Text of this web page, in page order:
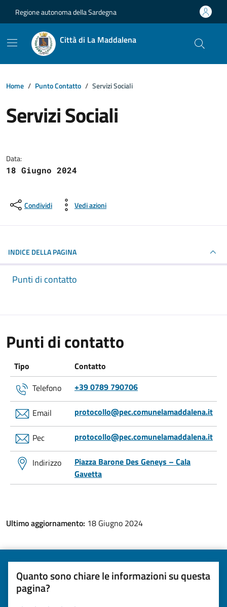
Regione autonoma della Sardegna
Città di La Maddalena
Home Punto Contatto Servizi Sociali
Servizi Sociali
Data:
18 Giugno 2024
Condividi Vedi azioni
INDICE DELLA PAGINA
Punti di contatto
Punti di contatto
Tipo
Contatto
Telefono
+39 0789 790706
Email protocollo@pec.comunelamaddalena.it
Pec protocollo@pec.comunelamaddalena.it
Indirizzo
Piazza Barone Des Geneys – Cala
Gavetta
Ultimo aggiornamento: 18 Giugno 2024
Quanto sono chiare le informazioni su questa
pagina?